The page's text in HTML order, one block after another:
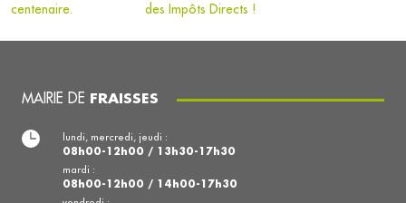
centenaire.
des Impôts Directs !
MAIRIE DE FRAISSES
lundi, mercredi, jeudi :
08h00-12h00 / 13h30-17h30
mardi :
08h00-12h00 / 14h00-17h30